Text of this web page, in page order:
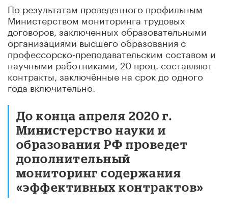
По результатам проведенного профильным
Министерством мониторинга трудовых
договоров, заключенных образовательными
организациями высшего образования с
профессорско-преподавательским составом и
научными работниками, 20 проц. составляют
контракты, заключённые на срок до одного
года включительно.
До конца апреля 2020 г.
Министерство науки и
образования РФ проведет
дополнительный
мониторинг содержания
«эффективных контрактов»